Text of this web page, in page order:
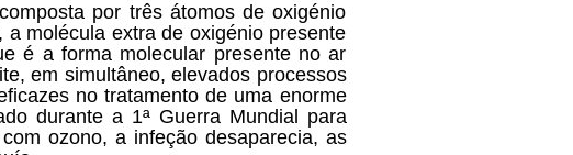
por três átomos de oxigénio
molécula extra de oxigénio presente
é a forma molecular presente no ar
em simultâneo, elevados processos
no tratamento de uma enorme
durante a 1ª Guerra Mundial para
ozono, a infeção desaparecia, as